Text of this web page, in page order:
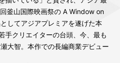
釜山国際映画祭の A Window on
てアジアプレミアを遂げた本
手クリエイターの台頭、今、最も
大智。本作での長編商業デビュー